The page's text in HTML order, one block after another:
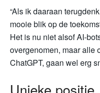
“Als ik daaraan
mooie blik op de
Het is nu niet alsof AI-
overgenomen, maar alle
ChatGPT, gaan wel erg
Unieke positie